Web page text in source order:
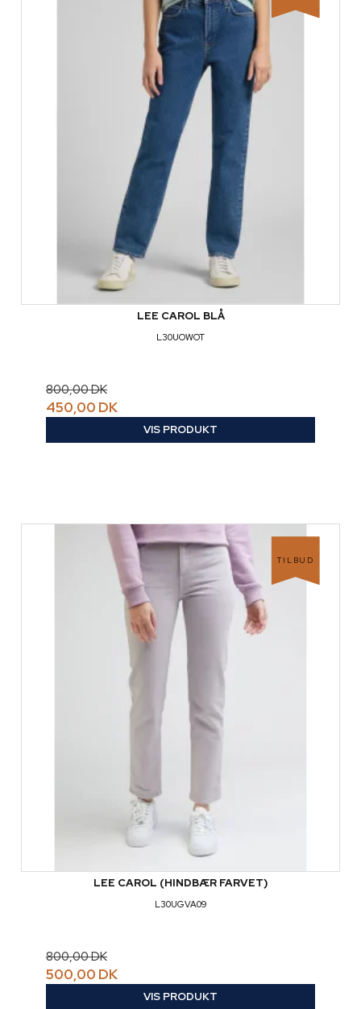
LEE CAROL BLÅ
L30UOWOT
800,00 DK
450,00 DK
VIS PRODUKT
TILBUD
LEE CAROL (HINDBÆR FARVET)
L30UGVA09
800,00 DK
500,00 DK
VIS PRODUKT